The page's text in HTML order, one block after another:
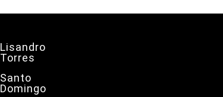
Lisandro
Torres
Santo
Domingo